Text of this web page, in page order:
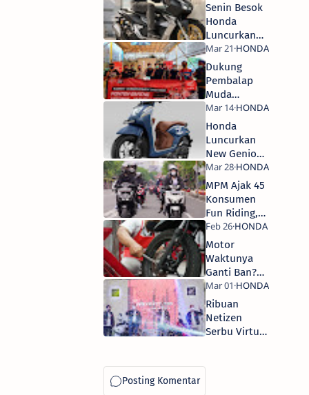
Senin Besok
Honda
Luncurkan
Produk
Anyar! Kira-
kira Apa ya?
Dukung
Pembalap
Muda
Indonesia,
MPM Ajak
Komunitas
Nobar
MotoGP
Honda
Luncurkan
New Genio
2022, Pakai
Ban 12” Plus
Port Charger
di Rak Depan
MPM Ajak 45
Konsumen
Fun Riding,
Buktikan
Performa
New Honda
Vario 160
Motor
Waktunya
Ganti Ban?
Tenang! Ada
Promo
GABAN MPM
Honda Jatim
Ribuan
Netizen
Serbu Virtual